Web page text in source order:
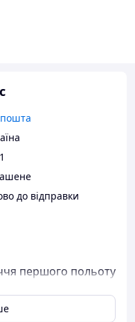
до відправки
першого польоту